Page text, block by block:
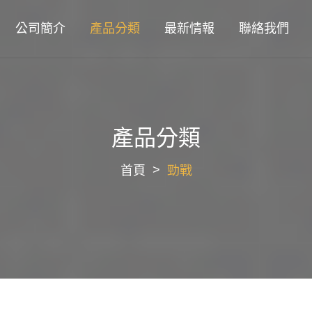
公司簡介 產品分類 最新情報 聯絡我們
產品分類
首頁 勁戰